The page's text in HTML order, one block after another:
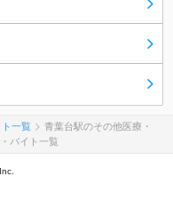
一覧
青葉台駅のその他医療・
バイト一覧